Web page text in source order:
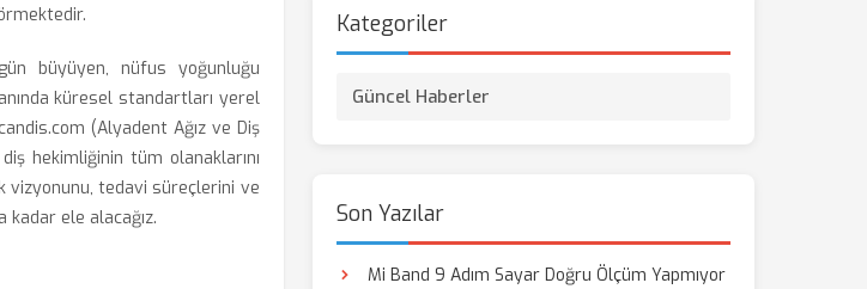
büyüyen, nüfus yoğunluğu
küresel standartları yerel
(Alyadent Ağız ve Diş
hekimliğinin tüm olanaklarını
vizyonunu, tedavi süreçlerini ve
ele alacağız.
Kategoriler
Güncel Haberler
Son Yazılar
Mi Band 9 Adım Sayar Doğru Ölçüm Yapmıyor